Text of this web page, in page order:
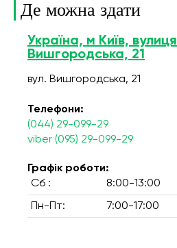
Де можна здати
Україна, м Київ, вулиця
Вишгородська, 21
вул. Вишгородська, 21
Телефони:
(044) 29-099-29
viber (095) 29-099-29
Графік роботи:
Сб :
8:00-13:00
Пн-Пт: 7:00-17:00